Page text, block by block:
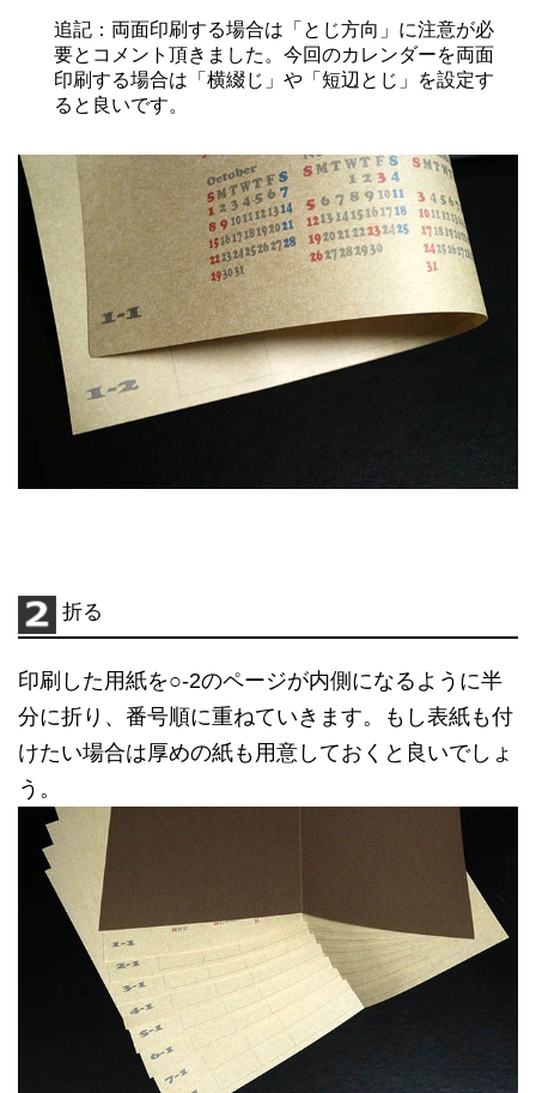
追記：両面印刷する場合は「とじ方向」に注意が必
要とコメント頂きました。今回のカレンダーを両面
印刷する場合は「横綴じ」や「短辺とじ」を設定す
ると良いです。
折る
印刷した用紙を○-2のページが内側になるように半
分に折り、番号順に重ねていきます。もし表紙も付
けたい場合は厚めの紙も用意しておくと良いでしょ
う。